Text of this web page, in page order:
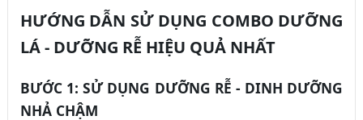
HƯỚNG DẪN SỬ DỤNG COMBO DƯỠNG
LÁ - DƯỠNG RỄ HIỆU QUẢ NHẤT
BƯỚC 1: SỬ DỤNG DƯỠNG RỄ - DINH DƯỠNG
NHẢ CHẬM